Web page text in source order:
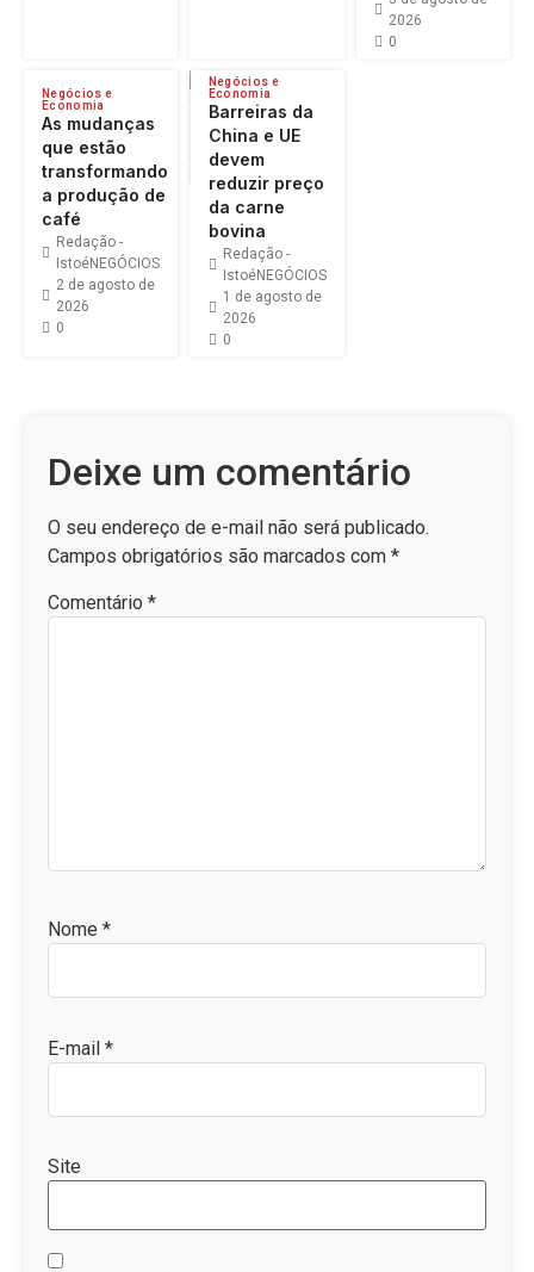
2026
0
Negócios e
Economia
As mudanças
que estão
transformando
a produção de
café
Redação -
IstoéNEGÓCIOS
2 de agosto de
2026
0
Negócios e
Economia
Barreiras da
China e UE
devem
reduzir preço
da carne
bovina
Redação -
IstoéNEGÓCIOS
1 de agosto de
2026
0
Deixe um comentário
O seu endereço de e-mail não será publicado.
Campos obrigatórios são marcados com *
Comentário *
Nome *
E-mail *
Site